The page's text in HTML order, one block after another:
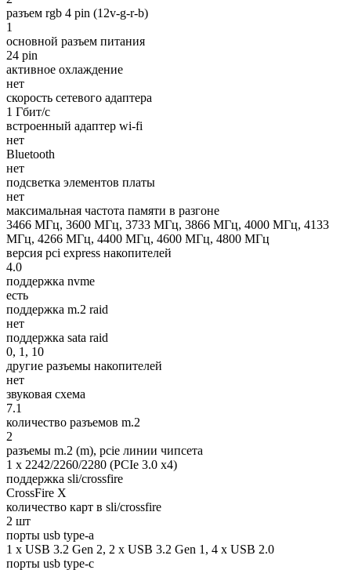
разъем rgb 4 pin (12v-g-r-b)
1
основной разъем питания
24 pin
активное охлаждение
нет
скорость сетевого адаптера
1 Гбит/с
встроенный адаптер wi-fi
нет
Bluetooth
нет
подсветка элементов платы
нет
максимальная частота памяти в разгоне
3466 МГц, 3600 МГц, 3733 МГц, 3866 МГц, 4000 МГц, 4133
МГц, 4266 МГц, 4400 МГц, 4600 МГц, 4800 МГц
версия pci express накопителей
4.0
поддержка nvme
есть
поддержка m.2 raid
нет
поддержка sata raid
0, 1, 10
другие разъемы накопителей
нет
звуковая схема
7.1
количество разъемов m.2
2
разъемы m.2 (m), pcie линии чипсета
1 x 2242/2260/2280 (PCIe 3.0 x4)
поддержка sli/crossfire
CrossFire X
количество карт в sli/crossfire
2 шт
порты usb type-a
1 x USB 3.2 Gen 2, 2 x USB 3.2 Gen 1, 4 x USB 2.0
порты usb type-c